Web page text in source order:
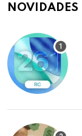
NOVIDADES